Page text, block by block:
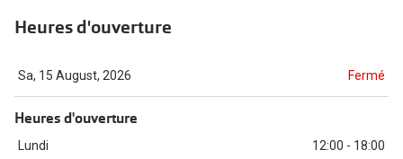
Nouveau
Nouvelles collections
Marques
Air Optix
Biofinity
Heures d'ouverture
Sa, 15 August, 2026 Fermé
Heures d'ouverture
Lundi 12:00 - 18:00